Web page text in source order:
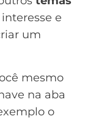
e
um
mesmo
na aba
o